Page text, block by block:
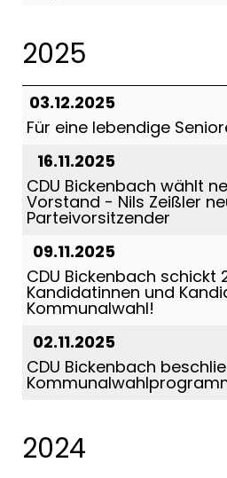
2025
03.12.2025
Für eine lebendige
16.11.2025
CDU Bickenbach wählt
Vorstand - Nils Zeißler
Parteivorsitzender
09.11.2025
CDU Bickenbach schickt
Kandidatinnen und
Kommunalwahl!
02.11.2025
CDU Bickenbach
2024